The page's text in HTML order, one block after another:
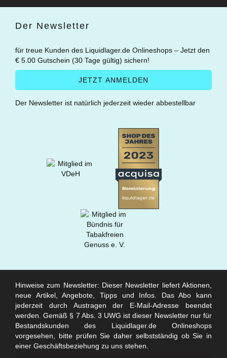
Der Newsletter
für treue Kunden des Liquidlager.de Onlineshops – Jetzt den
€ 5.00 Gutschein (30 Tage gültig) sichern!
Der Newsletter ist natürlich jederzeit wieder abbestellbar
Hinweise zum Newsletter: Dieser Newsletter liefert Aktionen,
neue Artikel, Angebote, Tipps und Infos. Das Abo kann
jederzeit durch Austragen der E-Mail-Adresse beendet
werden. Gemäß § 7 Abs. 3 UWG ist dieser Newsletter nur für
Bestandskunden des Liquidlager.de Onlineshops
vorgesehen, bitte prüfen Sie daher selbstständig ob Sie in
einer Geschäftsbeziehung zu uns stehen.